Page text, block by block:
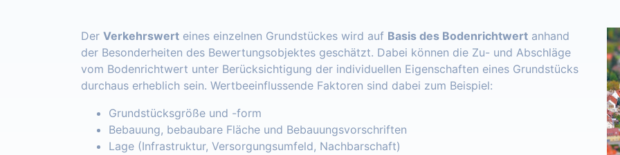
Der Verkehrswert eines einzelnen Grundstückes wird auf Basis des Bodenrichtwert anhand
der Besonderheiten des Bewertungsobjektes geschätzt. Dabei können die Zu- und Abschläge
vom Bodenrichtwert unter Berücksichtigung der individuellen Eigenschaften eines Grundstücks
durchaus erheblich sein. Wertbeeinflussende Faktoren sind dabei zum Beispiel:
Grundstücksgröße und -form
Bebauung, bebaubare Fläche und Bebauungsvorschriften
Lage (Infrastruktur, Versorgungsumfeld, Nachbarschaft)